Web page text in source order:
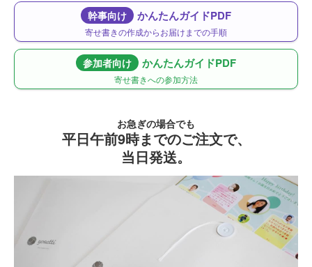
幹事向け かんたんガイドPDF
寄せ書きの作成からお届けまでの手順
参加者向け かんたんガイドPDF
寄せ書きへの参加方法
お急ぎの場合でも
平日午前9時までのご注文で、
当日発送。